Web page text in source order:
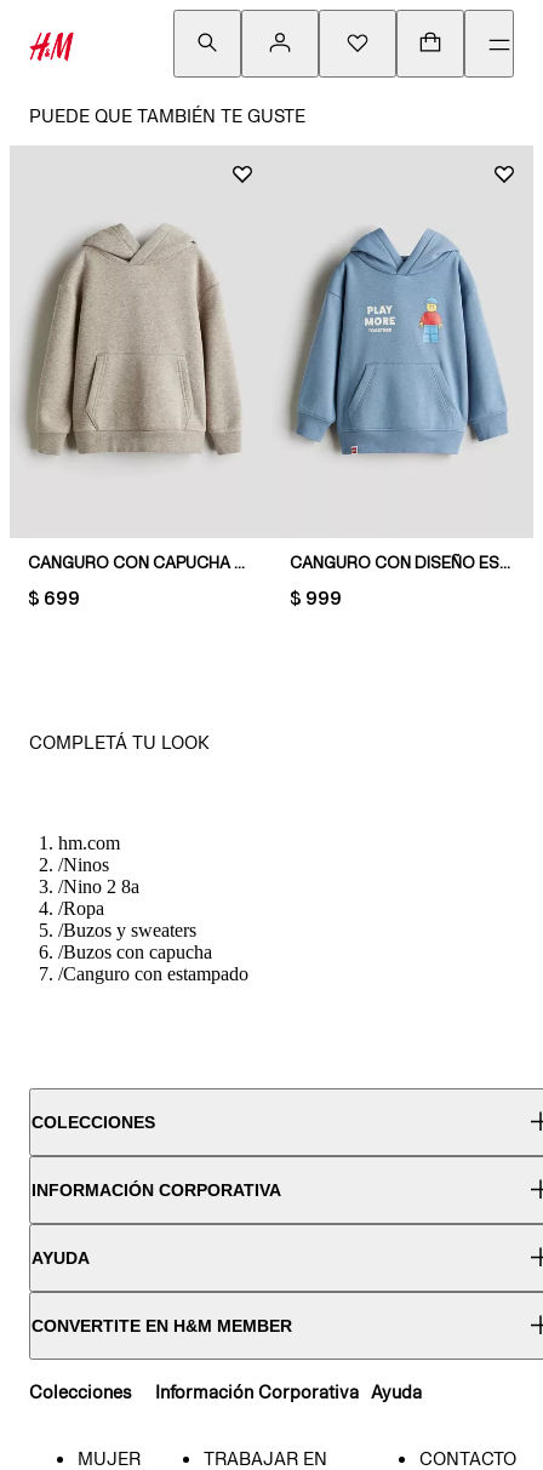
PUEDE QUE TAMBIÉN TE GUSTE
CANGURO CON CAPUCHA E INTERIOR CEPILLADO
PRICE:
$ 699
CANGURO CON DISEÑO ESTAMPADO
PRICE:
$ 999
COMPLETÁ TU LOOK
hm.com
/Ninos
/Nino 2 8a
/Ropa
/Buzos y sweaters
/Buzos con capucha
/Canguro con estampado
COLECCIONES
INFORMACIÓN CORPORATIVA
AYUDA
CONVERTITE EN H&M MEMBER
Colecciones
MUJER
Información Corporativa
TRABAJAR EN
Ayuda
CONTACTO